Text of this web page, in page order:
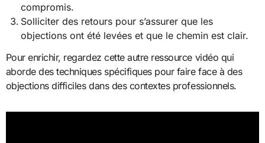
compromis.
Solliciter des retours pour s’assurer que les
objections ont été levées et que le chemin est clair.
Pour enrichir, regardez cette autre ressource vidéo qui
aborde des techniques spécifiques pour faire face à des
objections difficiles dans des contextes professionnels.